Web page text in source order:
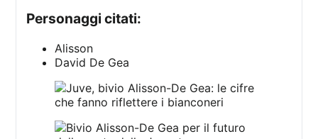
Personaggi citati:
Alisson
David De Gea